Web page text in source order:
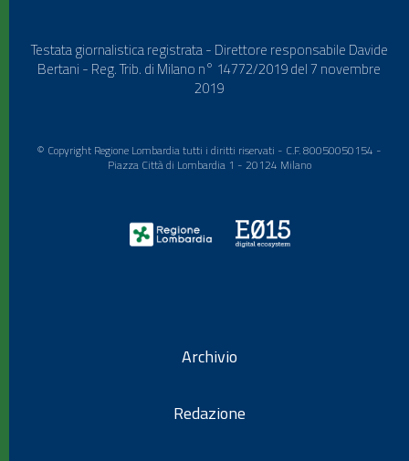
Testata giornalistica registrata - Direttore responsabile Davide
Bertani - Reg. Trib. di Milano n° 14772/2019 del 7 novembre
2019
© Copyright Regione Lombardia tutti i diritti riservati - C.F. 80050050154 -
Piazza Città di Lombardia 1 - 20124 Milano
Archivio
Redazione